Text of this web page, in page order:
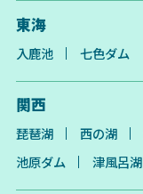
東海
入鹿池 七色ダム
関西
琵琶湖 西の湖
池原ダム
津風呂湖